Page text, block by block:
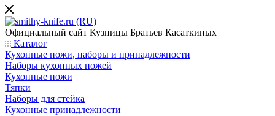
Официальный сайт Кузницы Братьев Касаткиных
Каталог
Кухонные ножи, наборы и принадлежности
Наборы кухонных ножей
Кухонные ножи
Тяпки
Наборы для стейка
Кухонные принадлежности